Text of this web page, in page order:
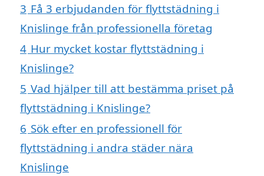
3 Få 3 erbjudanden för flyttstädning i
Knislinge från professionella företag
4 Hur mycket kostar flyttstädning i
Knislinge?
5 Vad hjälper till att bestämma priset på
flyttstädning i Knislinge?
6 Sök efter en professionell för
flyttstädning i andra städer nära
Knislinge